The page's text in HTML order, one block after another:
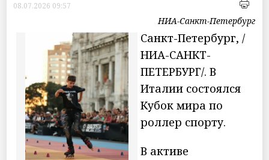
08.07.2026 09:57
НИА-Санкт-Петербург
Санкт-Петербург, /
НИА-САНКТ-
ПЕТЕРБУРГ/. В
Италии состоялся
Кубок мира по
роллер спорту.
В активе